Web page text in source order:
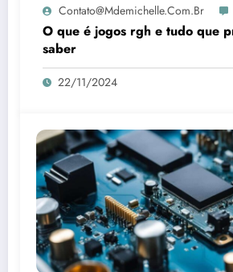
Contato@mdemichelle.com.br
O que é jogos rgh e tudo que
saber
22/11/2024